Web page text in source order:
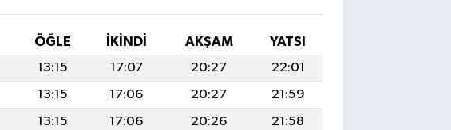
ÖĞLE İKINDI AKŞAM
YATSI
13:15 17:07 20:27
22:01
13:15 17:06 20:27
21:59
13:15 17:06 20:26
21:58